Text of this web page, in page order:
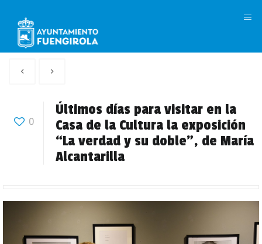
anterior
0
Últimos días para visitar en la
Casa de la Cultura la exposición
“La verdad y su doble”, de María
Alcantarilla